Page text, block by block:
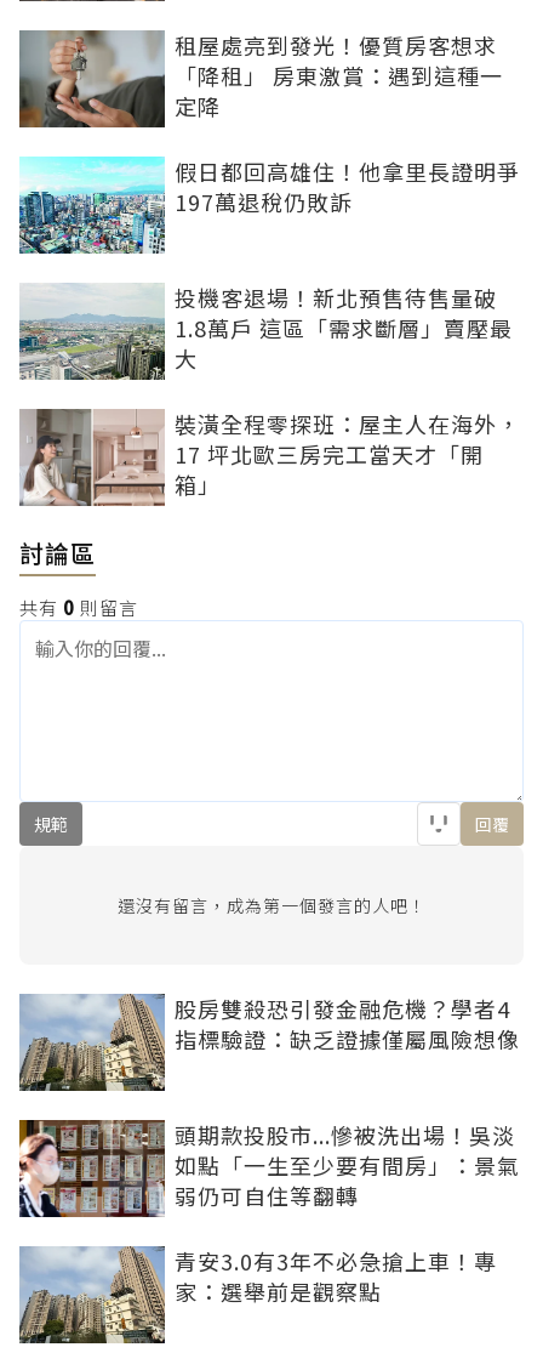
租屋處亮到發光！優質房客想求
「降租」 房東激賞：遇到這種一
定降
假日都回高雄住！他拿里長證明爭
197萬退稅仍敗訴
投機客退場！新北預售待售量破
1.8萬戶 這區「需求斷層」賣壓最
大
裝潢全程零探班：屋主人在海外，
17 坪北歐三房完工當天才「開
箱」
討論區
共有 0 則留言
規範 回覆
還沒有留言，成為第一個發言的人吧！
股房雙殺恐引發金融危機？學者4
指標驗證：缺乏證據僅屬風險想像
頭期款投股市...慘被洗出場！吳淡
如點「一生至少要有間房」：景氣
弱仍可自住等翻轉
青安3.0有3年不必急搶上車！專
家：選舉前是觀察點